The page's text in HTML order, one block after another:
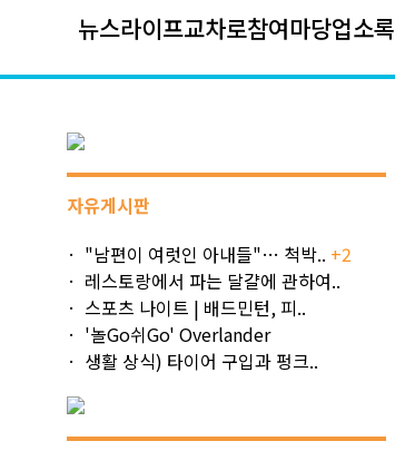
뉴스라이프교차로참여마당업소록
자유게시판
"남편이 여럿인 아내들"… 척박.. +2
레스토랑에서 파는 달걀에 관하여..
스포츠 나이트 | 배드민턴, 피..
'놀Go쉬Go' Overlander
생활 상식) 타이어 구입과 펑크..